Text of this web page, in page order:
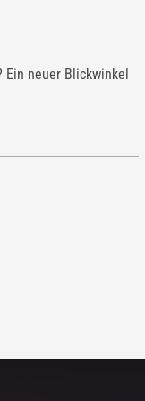
Ein neuer Blickwinkel